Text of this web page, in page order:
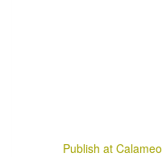
Publish at Calameo